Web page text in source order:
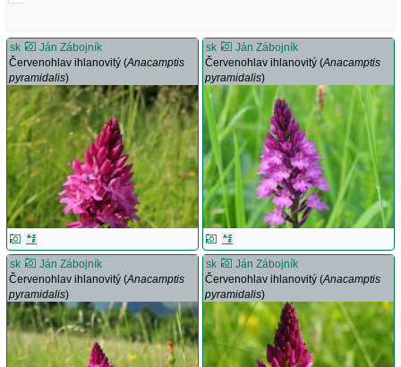
sk
Ján Zábojník
Červenohlav ihlanovitý (Anacamptis
pyramidalis)
sk
Ján Zábojník
Červenohlav ihlanovitý (Anacamptis
pyramidalis)
sk
Ján Zábojník
Červenohlav ihlanovitý (Anacamptis
pyramidalis)
sk
Ján Zábojník
Červenohlav ihlanovitý (Anacamptis
pyramidalis)